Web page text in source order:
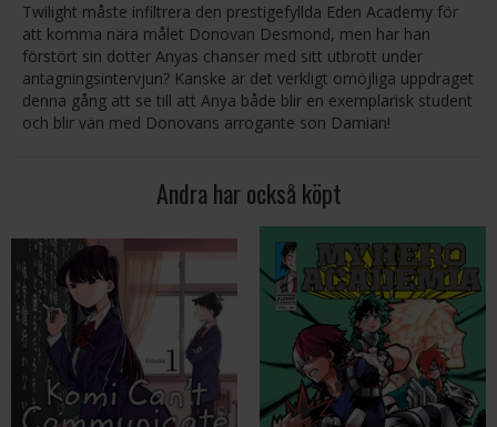
Twilight måste infiltrera den prestigefyllda Eden Academy för
att komma nära målet Donovan Desmond, men har han
förstört sin dotter Anyas chanser med sitt utbrott under
antagningsintervjun? Kanske är det verkligt omöjliga uppdraget
denna gång att se till att Anya både blir en exemplarisk student
och blir vän med Donovans arrogante son Damian!
Andra har också köpt